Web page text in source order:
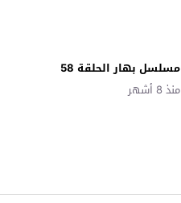
مسلسل بهار الحلقة 58
منذ 8 أشهر